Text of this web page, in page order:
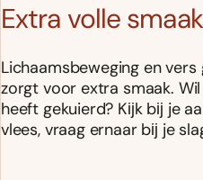
Extra volle smaak
Lichaamsbeweging en
zorgt voor extra smaak.
heeft gekuierd? Kĳk bĳ je
vlees, vraag ernaar bĳ je